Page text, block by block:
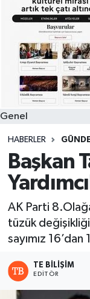
Genel
HABERLER
Başkan
AK Parti
tüzük değişikliği
sayımız
TE BILIŞIM
EDITÖR